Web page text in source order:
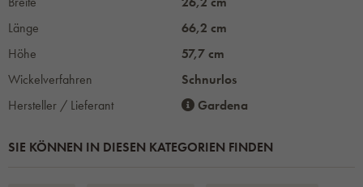
Länge
66,2 cm
Höhe
57,7 cm
Wickelverfahren
Schnurlos
Hersteller / Lieferant
Gardena
SIE KÖNNEN IN DIESEN KATEGORIEN FINDEN